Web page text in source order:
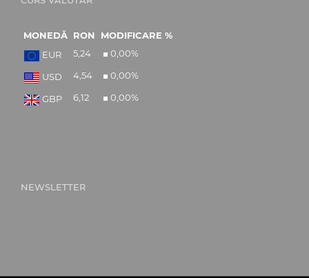
MONEDĂ RON
MODIFICARE %
EUR
5,24 0,00%
USD 4,54 0,00%
GBP 6,12 0,00%
NEWSLETTER